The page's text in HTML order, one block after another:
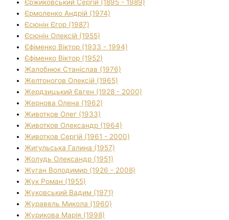
Єржиковський Сергій (1895 - 1989)
Єрмоленко Андрій (1974)
Єсюнін Єгор (1987)
Єсюнін Олексій (1955)
Єфіменко Віктор (1933 - 1994)
Єфіменко Віктор (1952)
Жалобнюк Станіслав (1976)
Желтоногов Олексій (1965)
Жердзицький Євген (1928 - 2000)
Жернова Олена (1962)
Животков Олег (1933)
Животков Олександр (1964)
Животков Сергій (1961 - 2000)
Жигульська Галина (1957)
Жолудь Олександр (1951)
Жуган Володимир (1926 - 2008)
Жук Роман (1955)
Жуковський Вадим (1971)
Журавель Микола (1960)
Журикова Марія (1998)